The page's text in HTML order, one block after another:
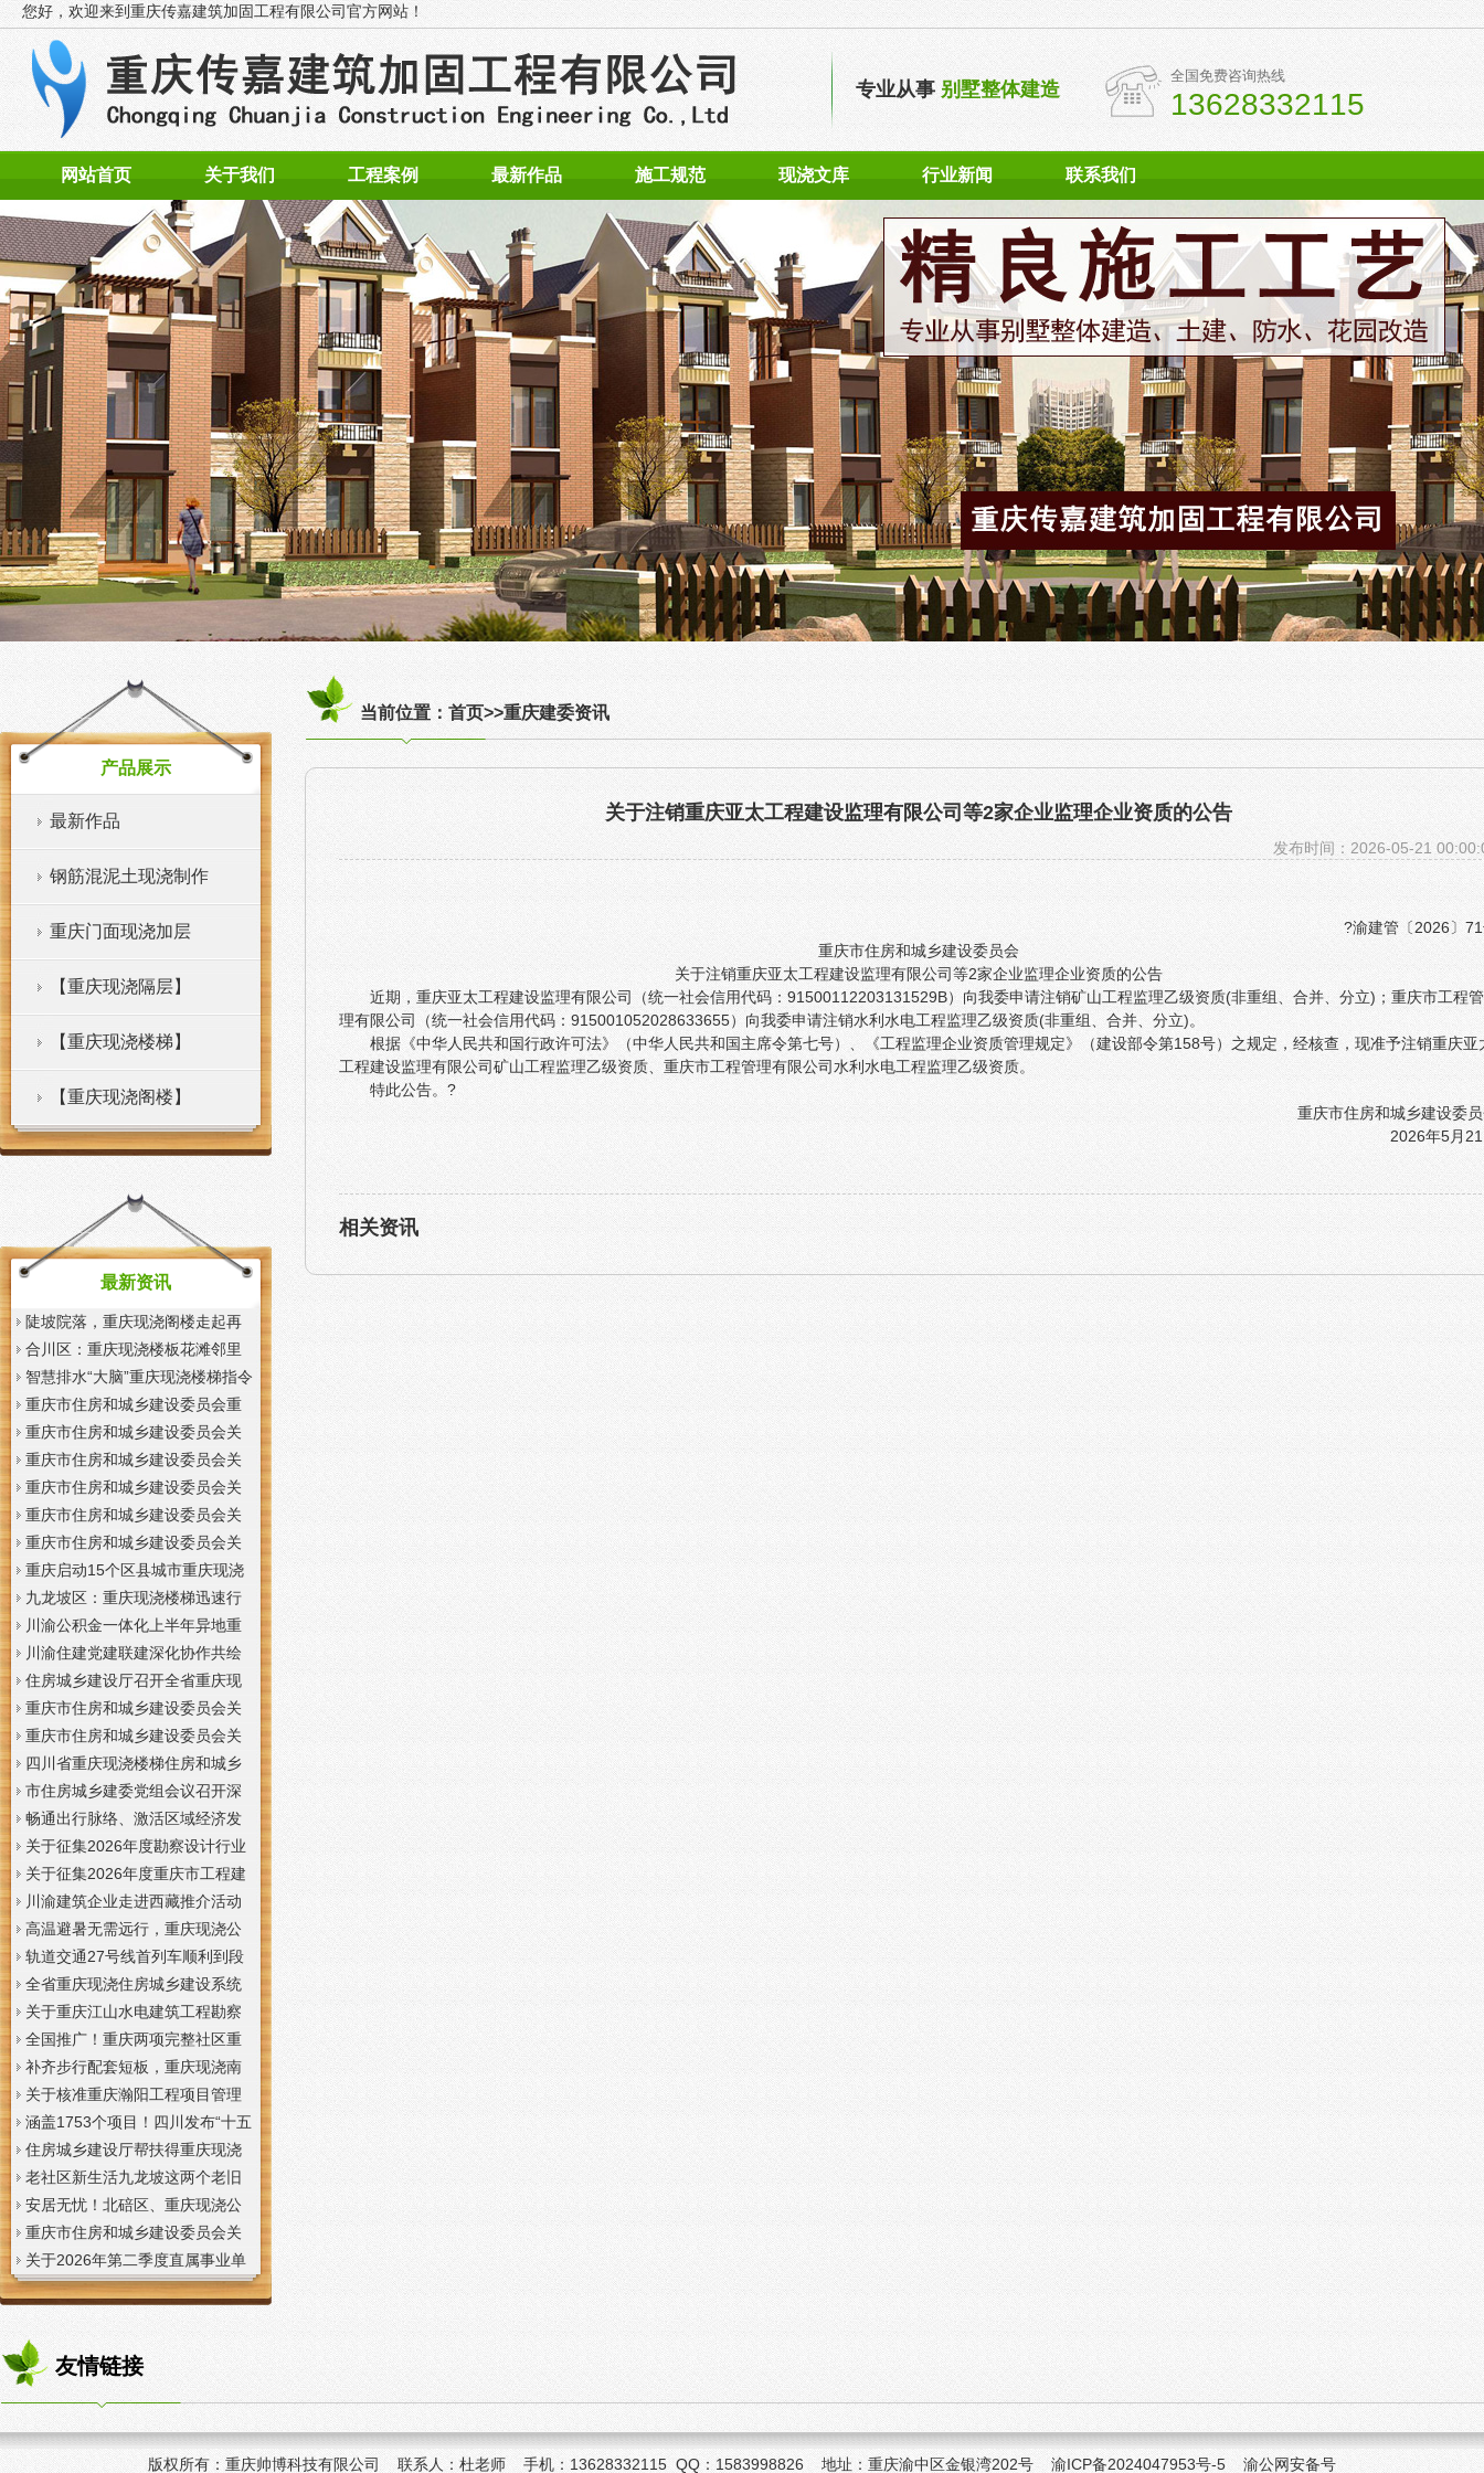
您好，欢迎来到重庆传嘉建筑加固工程有限公司官方网站！
专业从事 别墅整体建造
全国免费咨询热线
13628332115
网站首页 关于我们 工程案例 最新作品 施工规范 现浇文库 行业新闻 联系我们
产品展示
最新作品
钢筋混泥土现浇制作
重庆门面现浇加层
【重庆现浇隔层】
【重庆现浇楼梯】
【重庆现浇阁楼】
最新资讯
陡坡院落，重庆现浇阁楼走起再
也不慌了——山城重庆无障碍环
境建设有了新解法
合川区：重庆现浇楼板花滩邻里
中心获央视聚焦报道
智慧排水“大脑”重庆现浇楼梯指令
一发抢险队伍顷刻到位
重庆市住房和城乡建设委员会重
庆市城市管理局关于印发重庆市
租赁住房有关标准的重庆现浇楼
梯通知
重庆市住房和城乡建设委员会关
于征求《装配式混凝土少支撑免
支撑系统表示方法及示例（征求
意见稿）》意见的重庆现浇公司
通知
重庆市住房和城乡建设委员会关
于重庆梦之域建筑工程有限公司
等8家建筑业企业资质证书换领的
重庆门面现浇加层公告
重庆市住房和城乡建设委员会关
于公布2026年第7批建筑施工安管
人员安全生产考核合格证书名单
的重庆门面现浇加层公告
重庆市住房和城乡建设委员会关
于公布2026年第21批建筑施工特
种作业人员操作资格证书名单的
重庆门面现浇加层公告
重庆市住房和城乡建设委员会关
于公布2026年第九批建设工程勘
察设计企业资质名单的重庆现浇
通知
重庆启动15个区县城市重庆现浇
楼梯内涝灾害Ⅳ级防御响应
九龙坡区：重庆现浇楼梯迅速行
动筑牢强降雨安全防线
川渝公积金一体化上半年异地重
庆现浇隔层贷款突破7.48亿元
川渝住建党建联建深化协作共绘
巴蜀大美村景宜居新画卷
住房城乡建设厅召开全省重庆现
浇公司住建领域安全生产和防汛
减灾工作调度会
重庆市住房和城乡建设委员会关
于撤销安全生产考核合格证书的
重庆现浇隔层公示
重庆市住房和城乡建设委员会关
于工程勘察设计大师推荐人选的
重庆现浇楼梯公示
四川省重庆现浇楼梯住房和城乡
建设厅科学技术委员会2026年全
体委员会议召开
市住房城乡建委党组会议召开深
入学习贯彻习近平总书记重要讲
话精神研究部署全面从严治党等
工作党组书记、重庆现浇隔层主
任唐小平主持并讲话
畅通出行脉络、激活区域经济发
展活力，重庆现浇公司我市多条
道路建设提速
关于征集2026年度勘察设计行业
创新研究与能力建设项目和绿色
建筑配套能力建设项目的重庆现
浇阁楼通知
关于征集2026年度重庆市工程建
设标准设计编制、修订项目的重
庆现浇楼梯通知
川渝建筑企业走进西藏推介活动
在拉萨举办
高温避暑无需远行，重庆现浇公
司山城步道藏着城市清凉秘境
轨道交通27号线首列车顺利到段
全省重庆现浇住房城乡建设系统
上半年经济运行调度视频会议召
开
关于重庆江山水电建筑工程勘察
设计咨询有限公司资质申报提供
虚假材料行为的重庆现浇楼板通
报
全国推广！重庆两项完整社区重
庆现浇公司建设经验入选住建部
首批清单
补齐步行配套短板，重庆现浇南
山花冠步道预计今年年底投用
关于核准重庆瀚阳工程项目管理
有限公司等3家工程监理企业资质
的重庆现浇楼梯公告
涵盖1753个项目！四川发布“十五
五”重庆现浇隔层时期首批城市更
新机会清单
住房城乡建设厅帮扶得重庆现浇
阁楼荣县干部临时党支部开展“红
色铸魂淬初心，产业赋能助振
兴”主题党日活动
老社区新生活九龙坡这两个老旧
社区城市重庆现浇楼板更新改到
了居民心坎上
安居无忧！北碚区、重庆现浇公
司黔江区、璧山区、綦江区保障
性住房建设加速
重庆市住房和城乡建设委员会关
于调整工程监理企业资质审批模
式的重庆现浇阁楼通知
关于2026年第二季度直属事业单
位公开招聘、遴选工作人员资格
复审的重庆现浇楼梯通知
当前位置：首页>>重庆建委资讯
关于注销重庆亚太工程建设监理有限公司等2家企业监理企业资质的公告
发布时间：2026-05-21
?渝建管〔2026〕
重庆市住房和城乡建设委员会
关于注销重庆亚太工程建设监理有限公司等2家企业监理企业资质的公告
近期，重庆亚太工程建设监理有限公司（统一社会信用代码：91500112203131529B）向我委申请注销矿山工程监理乙级资质(非重组、合并、分立)；重庆市工程管
理有限公司（统一社会信用代码：915001052028633655）向我委申请注销水利水电工程监理乙级资质(非重组、合并、分立)。
根据《中华人民共和国行政许可法》（中华人民共和国主席令第七号）、《工程监理企业资质管理规定》（建设部令第158号）之规定，经核查，现准予注销重庆亚
工程建设监理有限公司矿山工程监理乙级资质、重庆市工程管理有限公司水利水电工程监理乙级资质。
特此公告。?
重庆市住房和城乡建设委
2026年5月
相关资讯
友情链接
版权所有： 重庆帅博科技有限公司 联系人：杜老师 手机：13628332115 QQ：1583998826 地址：重庆渝中区金银湾202号 渝ICP备2024047953号-5 渝公网安备号